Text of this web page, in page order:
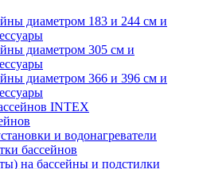
диаметром 183 и 244 см и
диаметром 305 см и
диаметром 366 и 396 см и
INTEX
и водонагреватели
бассейнов
на бассейны и подстилки